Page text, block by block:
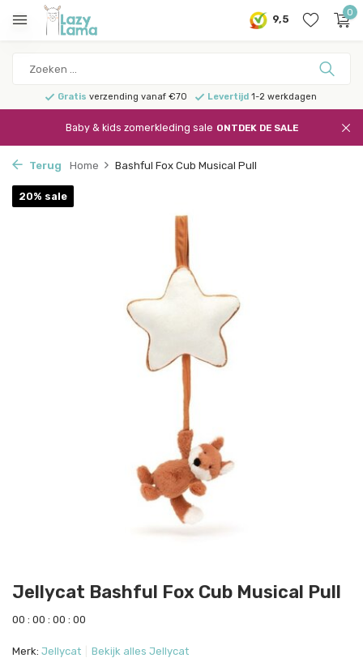
9,5
0
Gratis verzending vanaf €70 Levertijd1-2 werkdagen
Baby & kids zomerkleding sale ONTDEK DE SALE
Terug Home Bashful Fox Cub Musical Pull
Jellycat Bashful Fox Cub Musical Pull
20% sale
00 : 00 : 00 : 00
Merk: Jellycat Bekijk alles Jellycat